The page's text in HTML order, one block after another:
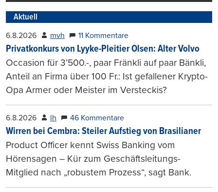
Aktuell
6.8.2026 mvh 11 Kommentare
Privatkonkurs von Lyyke-Pleitier Olsen: Alter Volvo
Occasion für 3’500.-, paar Fränkli auf paar Bänkli,
Anteil an Firma über 100 Fr.: Ist gefallener Krypto-
Opa Armer oder Meister im Versteckis?
6.8.2026 lh 46 Kommentare
Wirren bei Cembra: Steiler Aufstieg von Brasilianer
Product Officer kennt Swiss Banking vom
Hörensagen – Kür zum Geschäftsleitungs-
Mitglied nach „robustem Prozess“, sagt Bank.